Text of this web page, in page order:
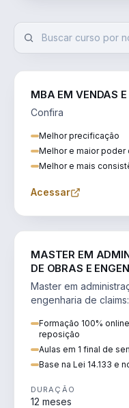
MBA EM VENDAS
Confira
Melhor precificação
Melhor e maior poder
Melhor e mais
Acessar
MASTER EM
DE OBRAS E
Master em
engenharia de
Formação 100%
reposição
Aulas em 1 final de
Base na Lei 14.133 e
DURAÇÃO
12 meses